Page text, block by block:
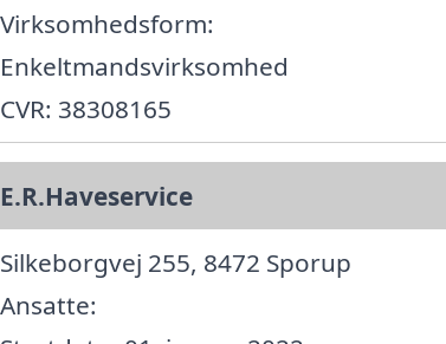
Virksomhedsform:
Enkeltmandsvirksomhed
CVR: 38308165
E.R.Haveservice
Silkeborgvej 255, 8472 Sporup
Ansatte: